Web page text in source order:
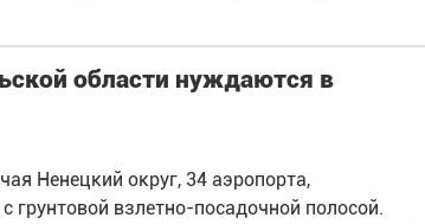
области нуждаются в
Ненецкий округ, 34 аэропорта,
взлетно-посадочной полосой.